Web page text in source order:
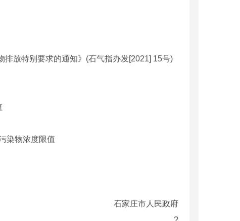
放特别要求的通知》(石气指办发[2021] 15号)
染物浓度限值
石家庄市人民政府